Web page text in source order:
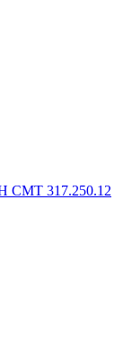
CMT 317.250.12